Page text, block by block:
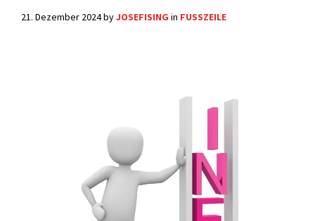
21. Dezember 2024byJOSEFISING in FUSSZEILE